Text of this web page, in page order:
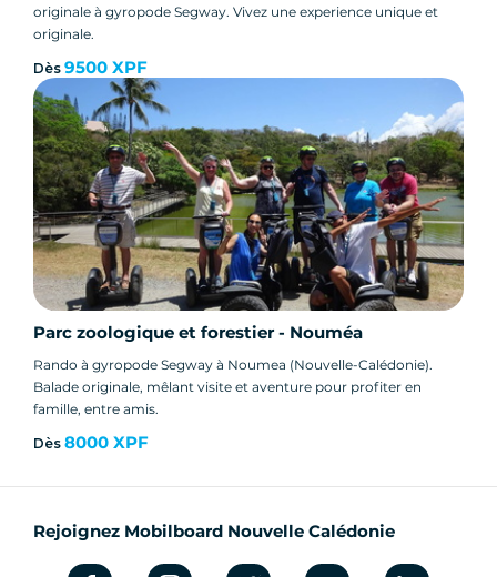
originale à gyropode Segway. Vivez une experience unique et
originale.
Dès 9500 XPF
Parc zoologique et forestier - Nouméa
Rando à gyropode Segway à Noumea (Nouvelle-Calédonie).
Balade originale, mêlant visite et aventure pour profiter en
famille, entre amis.
Dès 8000 XPF
Rejoignez Mobilboard Nouvelle Calédonie